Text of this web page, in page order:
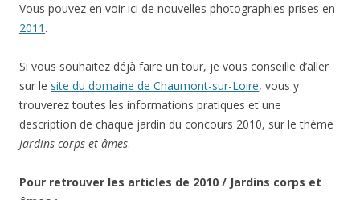
Vous pouvez en voir ici de nouvelles photographies prises en
2011 .
Si vous souhaitez déjà faire un tour, je vous conseille d’aller
sur le site du domaine de Chaumont-sur-Loire, vous y
trouverez toutes les informations pratiques et une
description de chaque jardin du concours 2010, sur le thème
Jardins corps et âmes.
Pour retrouver les articles de 2010 / Jardins corps et